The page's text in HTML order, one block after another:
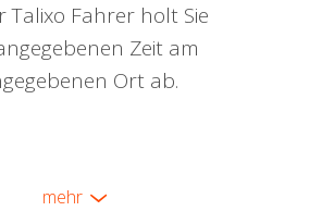
Talixo Fahrer holt Sie
Zeit am
Ort ab.
mehr